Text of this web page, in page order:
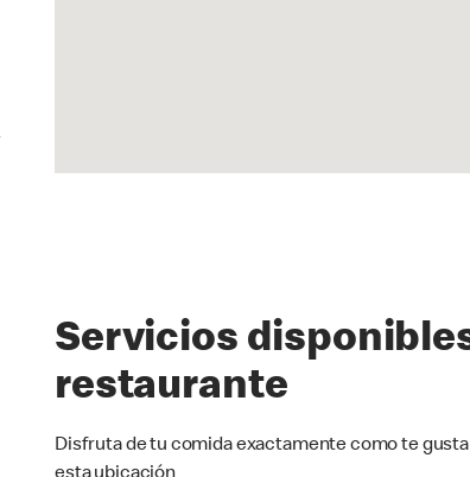
Servicios
restaurante
Disfruta de tu comida exactamente como te